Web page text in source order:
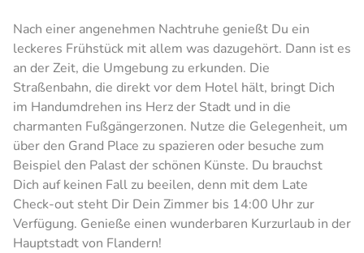
Nach einer angenehmen Nachtruhe genießt Du ein
leckeres Frühstück mit allem was dazugehört. Dann ist es
an der Zeit, die Umgebung zu erkunden. Die
Straßenbahn, die direkt vor dem Hotel hält, bringt Dich
im Handumdrehen ins Herz der Stadt und in die
charmanten Fußgängerzonen. Nutze die Gelegenheit, um
über den Grand Place zu spazieren oder besuche zum
Beispiel den Palast der schönen Künste. Du brauchst
Dich auf keinen Fall zu beeilen, denn mit dem Late
Check-out steht Dir Dein Zimmer bis 14:00 Uhr zur
Verfügung. Genieße einen wunderbaren Kurzurlaub in der
Hauptstadt von Flandern!